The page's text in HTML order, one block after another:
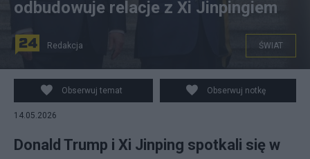
odbudowuje relacje z Xi Jinpingiem
Redakcja ŚWIAT
Obserwuj temat Obserwuj notkę
14.05.2026
Donald Trump i Xi Jinping spotkali się w